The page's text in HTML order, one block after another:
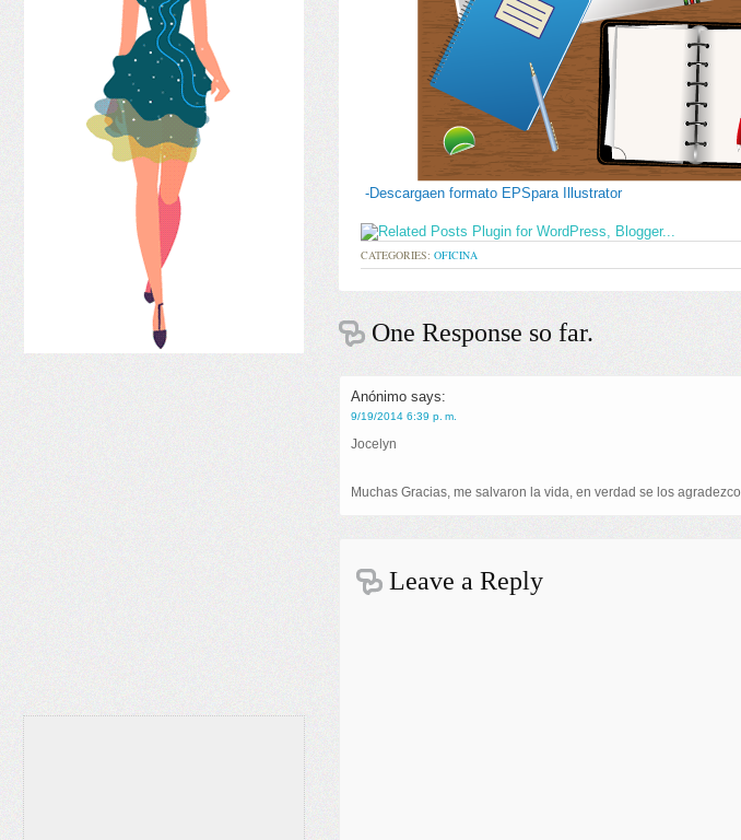
-Descargaen formato EPSpara Illustrator
CATEGORIES: OFICINA
One Response so far.
Anónimo says:
9/19/2014 6:39 p. m.
Jocelyn
Muchas Gracias, me salvaron la vida, en verdad se los agradezco
Leave a Reply